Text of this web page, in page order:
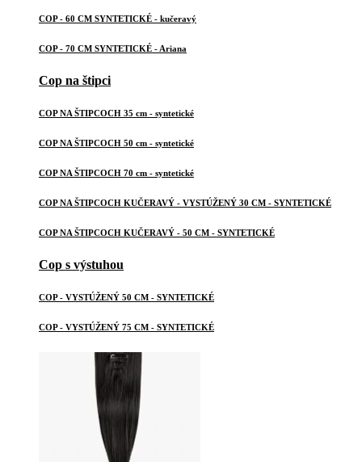
COP - 60 CM SYNTETICKÉ - kučeravý
COP - 70 CM SYNTETICKÉ - Ariana
Cop na štipci
COP NA ŠTIPCOCH 35 cm - syntetické
COP NA ŠTIPCOCH 50 cm - syntetické
COP NA ŠTIPCOCH 70 cm - syntetické
COP NA ŠTIPCOCH KUČERAVÝ - VYSTÚŽENÝ 30 CM - SYNTETICKÉ
COP NA ŠTIPCOCH KUČERAVÝ - 50 CM - SYNTETICKÉ
Cop s výstuhou
COP - VYSTÚŽENÝ 50 CM - SYNTETICKÉ
COP - VYSTÚŽENÝ 75 CM - SYNTETICKÉ